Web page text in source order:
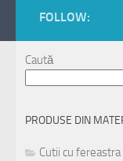
FOLLOW:
Caută
PRODUSE DIN
Cutii cu fereastra